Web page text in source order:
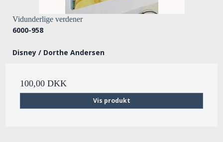
Vidunderlige verdener
6000-958
Disney / Dorthe Andersen
100,00 DKK
Vis produkt